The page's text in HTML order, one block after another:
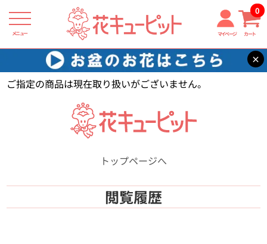
メニュー マイページ カート
0
×
花キューピット 【】
ご指定の商品は現在取り扱いがございません。
トップページへ
閲覧履歴